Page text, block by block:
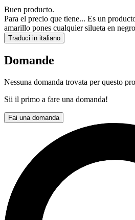
Buen producto.
Para el precio que tiene... Es un
amarillo pones cualquier silueta en
Traduci in italiano
Domande
Nessuna domanda trovata per questo
Sii il primo a fare una domanda!
Fai una domanda